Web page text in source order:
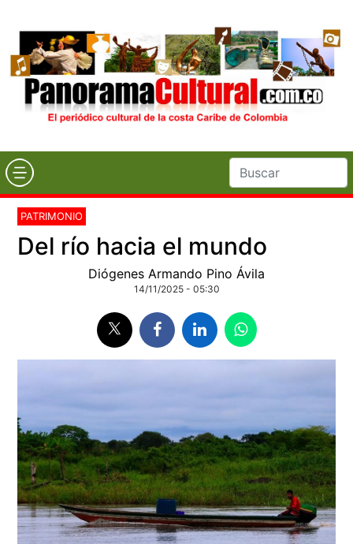
PATRIMONIO
Del río hacia el mundo
Diógenes Armando Pino Ávila
14/11/2025 - 05:30